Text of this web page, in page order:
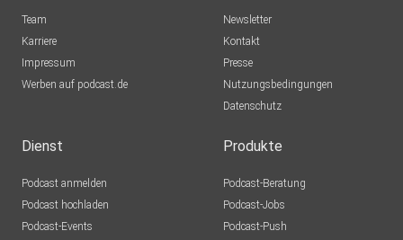
Team
Karriere
Impressum
Werben auf podcast.de
Newsletter
Kontakt
Presse
Nutzungsbedingungen
Datenschutz
Dienst
Podcast anmelden
Podcast hochladen
Podcast-Events
Produkte
Podcast-Beratung
Podcast-Jobs
Podcast-Push